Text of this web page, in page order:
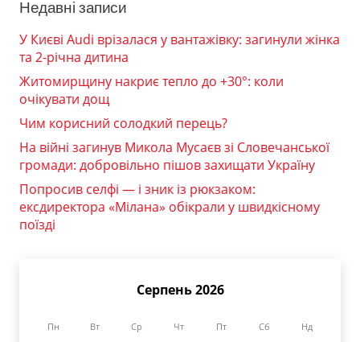
Недавні записи
У Києві Audi врізалася у вантажівку: загинули жінка
та 2-річна дитина
Житомирщину накриє тепло до +30°: коли
очікувати дощ
Чим корисний солодкий перець?
На війні загинув Микола Мусаєв зі Словечанської
громади: добровільно пішов захищати Україну
Попросив селфі — і зник із рюкзаком:
ексдиректора «Мілана» обікрали у швидкісному
поїзді
Серпень 2026
Пн Вт Ср Чт Пт Сб Нд